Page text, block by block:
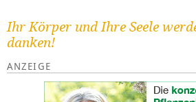
Ihr Körper und Ihre Seele
danken!